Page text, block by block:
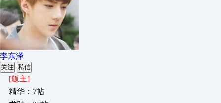
李东泽
关注 私信
[版主]
精华：7帖